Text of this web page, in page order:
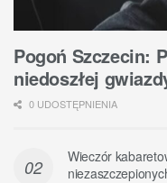
Pogoń Szczecin:
niedoszłej
0 UDOSTĘPNIENIA
Wieczór